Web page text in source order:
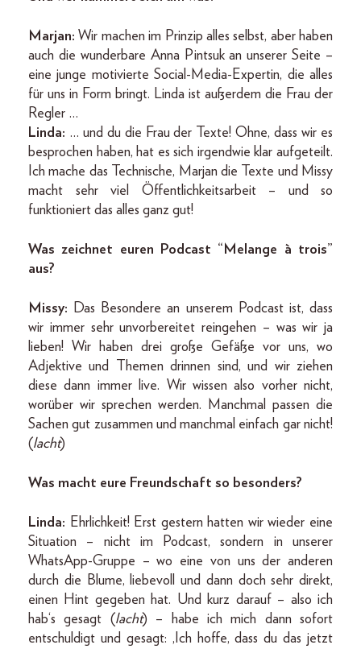
Marjan:Wir machen im Prinzip alles selbst, aber haben
auch die wunderbare Anna Pintsuk an unserer Seite –
eine junge motivierte Social-Media-Expertin, die alles
für uns in Form bringt. Linda ist außerdem die Frau der
Regler …
Linda: … und du die Frau der Texte! Ohne, dass wir es
besprochen haben, hat es sich irgendwie klar aufgeteilt.
Ich mache das Technische, Marjan die Texte und Missy
macht sehr viel Öffentlichkeitsarbeit – und so
funktioniert das alles ganz gut!
Was zeichnet euren Podcast “Melange à trois”
aus?
Missy: Das Besondere an unserem Podcast ist, dass
wir immer sehr unvorbereitet reingehen – was wir ja
lieben! Wir haben drei große Gefäße vor uns, wo
Adjektive und Themen drinnen sind, und wir ziehen
diese dann immer live. Wir wissen also vorher nicht,
worüber wir sprechen werden. Manchmal passen die
Sachen gut zusammen und manchmal einfach gar nicht!
(lacht)
Was macht eure Freundschaft so besonders?
Linda: Ehrlichkeit! Erst gestern hatten wir wieder eine
Situation – nicht im Podcast, sondern in unserer
WhatsApp-Gruppe – wo eine von uns der anderen
durch die Blume, liebevoll und dann doch sehr direkt,
einen Hint gegeben hat. Und kurz darauf – also ich
hab‘s gesagt (lacht) – habe ich mich dann sofort
entschuldigt und gesagt: ‚Ich hoffe, dass du das jetzt